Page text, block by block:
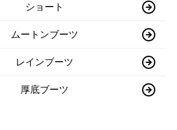
ショート
ムートンブーツ
レインブーツ
厚底ブーツ